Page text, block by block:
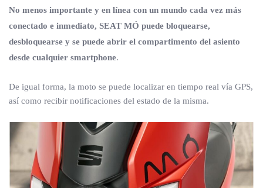
No menos importante y en línea con un mundo cada vez más
conectado e inmediato, SEAT MÓ puede bloquearse,
desbloquearse y se puede abrir el compartimento del asiento
desde cualquier smartphone.
De igual forma, la moto se puede localizar en tiempo real vía GPS,
así como recibir notificaciones del estado de la misma.